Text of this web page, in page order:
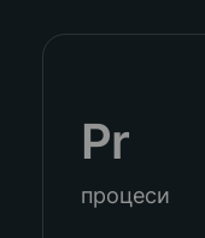
Pr
процеси